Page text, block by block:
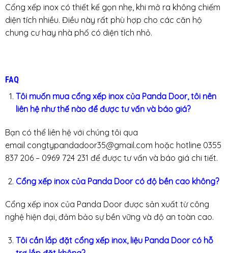
Cổng xếp inox có thiết kế gọn nhẹ, khi mở ra không chiếm
diện tích nhiều. Điều này rất phù hợp cho các căn hộ
chung cư hay nhà phố có diện tích nhỏ.
FAQ
Tôi muốn mua cổng xếp inox của Panda Door, tôi nên
liên hệ như thế nào để được tư vấn và báo giá?
Bạn có thể liên hệ với chúng tôi qua
email congtypandadoor35@gmail.com hoặc hotline 0355
837 206 – 0969 724 231 để được tư vấn và báo giá chi tiết.
Cổng xếp inox của Panda Door có độ bền cao không?
Cổng xếp inox của Panda Door được sản xuất từ công
nghệ hiện đại, đảm bảo sự bền vững và độ an toàn cao.
Tôi cần lắp đặt cổng xếp inox, liệu Panda Door có hỗ